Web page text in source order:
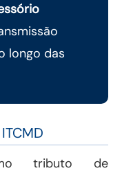
longo das
tributo de